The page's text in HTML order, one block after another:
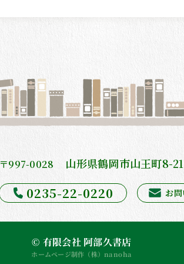
〒997-0028 山形県鶴岡市山王町8-21
0235-22-0220 お
© 有限会社 阿部久書店
ホームページ制作（株）nanoha